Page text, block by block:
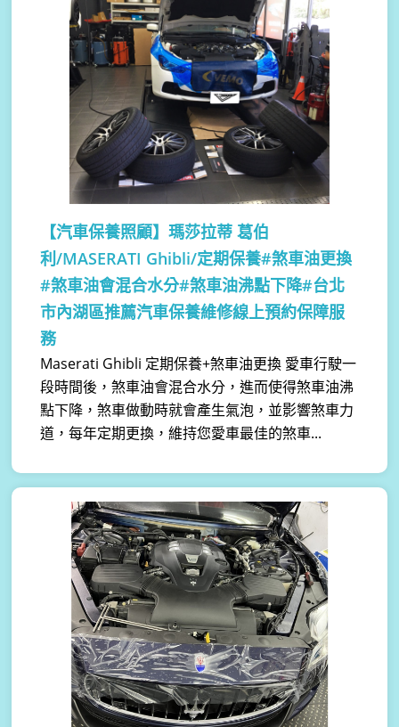
【汽車保養照顧】瑪莎拉蒂 葛伯
利/MASERATI Ghibli/定期保養#煞車油更換
#煞車油會混合水分#煞車油沸點下降#台北
市內湖區推薦汽車保養維修線上預約保障服
務
Maserati Ghibli 定期保養+煞車油更換 愛車行駛一
段時間後，煞車油會混合水分，進而使得煞車油沸
點下降，煞車做動時就會產生氣泡，並影響煞車力
道，每年定期更換，維持您愛車最佳的煞車...